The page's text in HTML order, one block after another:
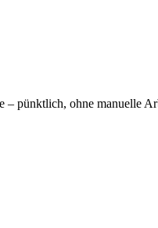
– pünktlich, ohne manuelle